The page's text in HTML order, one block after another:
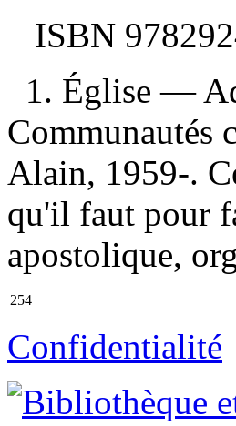
ISBN
1. Église —
Communautés
Alain, 1959-.
qu'il faut pour
apostolique,
254
Confidentialité